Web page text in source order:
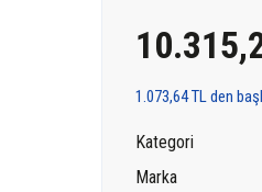
1.073,64 TL den
Kategori
Marka